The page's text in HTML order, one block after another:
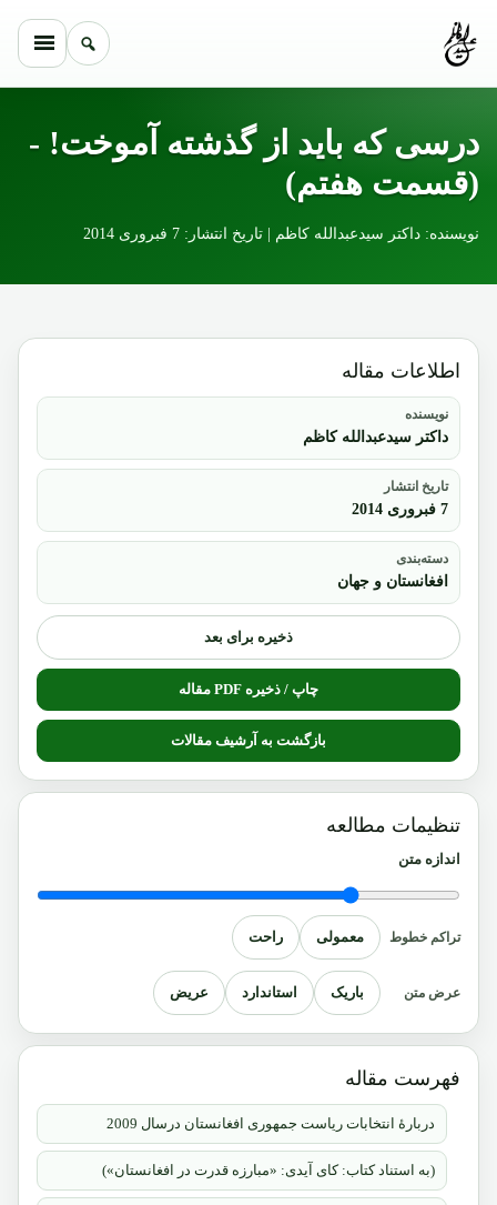
درسی که باید از گذشته آموخت! -
(قسمت هفتم)
نویسنده: داکتر سیدعبدالله کاظم | تاریخ انتشار: 7 فبروری 2014
اطلاعات مقاله
نویسنده
داکتر سیدعبدالله کاظم
تاریخ انتشار
7 فبروری 2014
دسته‌بندی
افغانستان و جهان
ذخیره برای بعد
چاپ / ذخیره PDF مقاله
بازگشت به آرشیف مقالات
تنظیمات مطالعه
اندازه متن
تراکم خطوط معمولی راحت
عرض متن باریک استاندارد عریض
فهرست مقاله
دربارۀ انتخابات ریاست جمهوری افغانستان درسال 2009
(به استناد کتاب: کای آیدی: «مبارزه قدرت در افغانستان»)